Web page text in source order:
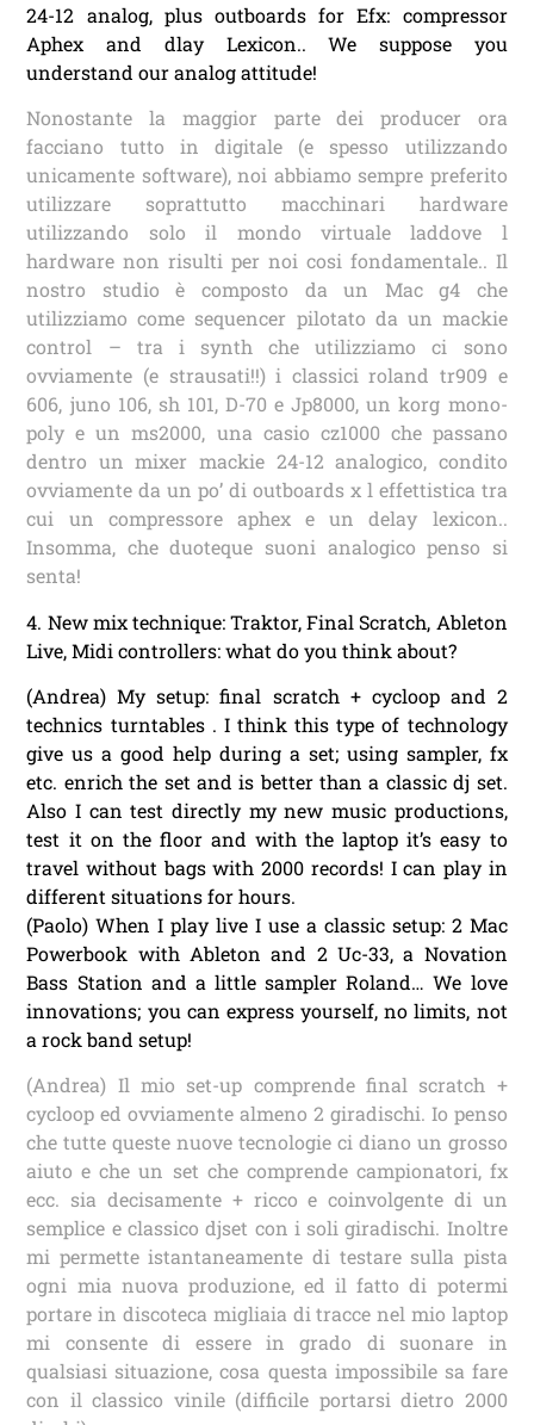
24-12 analog, plus outboards for Efx: compressor
Aphex and dlay Lexicon.. We suppose you
understand our analog attitude!
Nonostante la maggior parte dei producer ora
facciano tutto in digitale (e spesso utilizzando
unicamente software), noi abbiamo sempre preferito
utilizzare soprattutto macchinari hardware
utilizzando solo il mondo virtuale laddove l
hardware non risulti per noi cosi fondamentale.. Il
nostro studio è composto da un Mac g4 che
utilizziamo come sequencer pilotato da un mackie
control – tra i synth che utilizziamo ci sono
ovviamente (e strausati!!) i classici roland tr909 e
606, juno 106, sh 101, D-70 e Jp8000, un korg mono-
poly e un ms2000, una casio cz1000 che passano
dentro un mixer mackie 24-12 analogico, condito
ovviamente da un po’ di outboards x l effettistica tra
cui un compressore aphex e un delay lexicon..
Insomma, che duoteque suoni analogico penso si
senta!
4. New mix technique: Traktor, Final Scratch, Ableton
Live, Midi controllers: what do you think about?
(Andrea) My setup: final scratch + cycloop and 2
technics turntables . I think this type of technology
give us a good help during a set; using sampler, fx
etc. enrich the set and is better than a classic dj set.
Also I can test directly my new music productions,
test it on the floor and with the laptop it’s easy to
travel without bags with 2000 records! I can play in
different situations for hours.
(Paolo) When I play live I use a classic setup: 2 Mac
Powerbook with Ableton and 2 Uc-33, a Novation
Bass Station and a little sampler Roland… We love
innovations; you can express yourself, no limits, not
a rock band setup!
(Andrea) Il mio set-up comprende final scratch +
cycloop ed ovviamente almeno 2 giradischi. Io penso
che tutte queste nuove tecnologie ci diano un grosso
aiuto e che un set che comprende campionatori, fx
ecc. sia decisamente + ricco e coinvolgente di un
semplice e classico djset con i soli giradischi. Inoltre
mi permette istantaneamente di testare sulla pista
ogni mia nuova produzione, ed il fatto di potermi
portare in discoteca migliaia di tracce nel mio laptop
mi consente di essere in grado di suonare in
qualsiasi situazione, cosa questa impossibile sa fare
con il classico vinile (difficile portarsi dietro 2000